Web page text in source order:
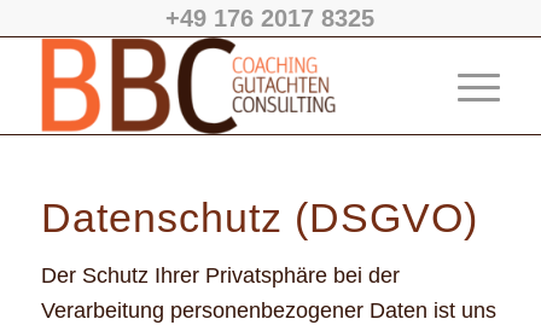
+49 176 2017 8325
Datenschutz (DSGVO)
Der Schutz Ihrer Privatsphäre bei der
Verarbeitung personenbezogener Daten ist uns